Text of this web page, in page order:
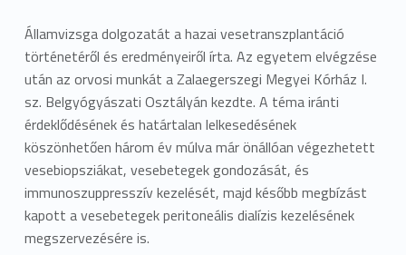
Államvizsga dolgozatát a hazai vesetranszplantáció
történetéről és eredményeiről írta. Az egyetem elvégzése
után az orvosi munkát a Zalaegerszegi Megyei Kórház I.
sz. Belgyógyászati Osztályán kezdte. A téma iránti
érdeklődésének és határtalan lelkesedésének
köszönhetően három év múlva már önállóan végezhetett
vesebiopsziákat, vesebetegek gondozását, és
immunoszuppresszív kezelését, majd később megbízást
kapott a vesebetegek peritoneális dialízis kezelésének
megszervezésére is.